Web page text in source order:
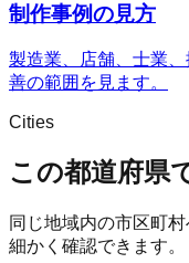
制作事例の見方
製造業、店舗、士業
善の範囲を見ます。
Cities
この都道府県
同じ地域内の市区町
細かく確認できます。